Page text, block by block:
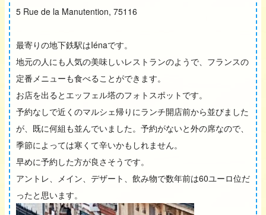
5 Rue de la Manutention, 75116
最寄りの地下鉄駅はIénaです。
地元の人にも人気の美味しいレストランのようで、フランスの
定番メニューも食べることができます。
お店を出るとエッフェル塔のフォトスポットです。
予約なしで近くのマルシェ帰りにランチ開店前から並びました
が、既に何組も並んでいました。予約がないと外の席なので、
季節によっては寒くて辛いかもしれません。
早めに予約した方が良さそうです。
アントレ、メイン、デザート、飲み物で数年前は60ユーロ位だ
ったと思います。